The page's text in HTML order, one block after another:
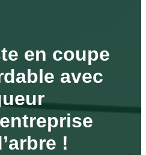
en coupe
avec
!